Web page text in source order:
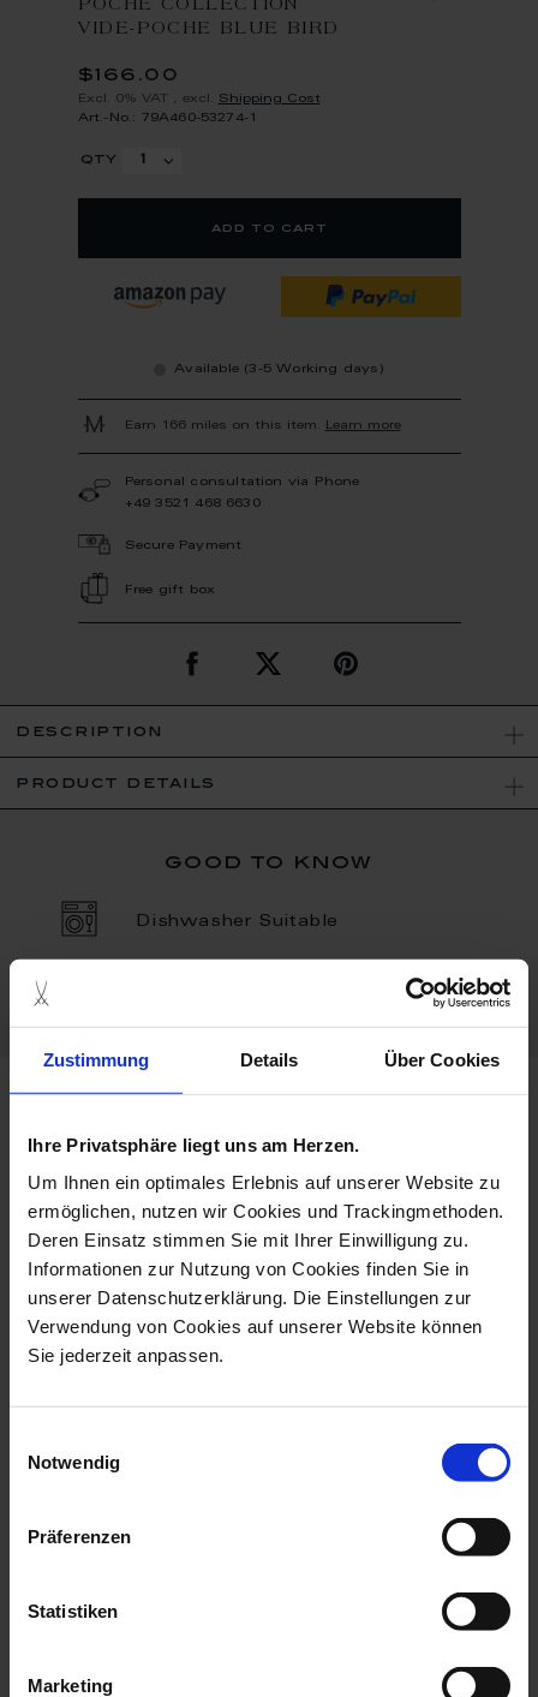
Zustimmung Details Über Cookies
Ihre Privatsphäre liegt uns am Herzen.
Um Ihnen ein optimales Erlebnis auf unserer Website zu
ermöglichen, nutzen wir Cookies und Trackingmethoden.
Deren Einsatz stimmen Sie mit Ihrer Einwilligung zu.
Informationen zur Nutzung von Cookies finden Sie in
unserer Datenschutzerklärung. Die Einstellungen zur
Verwendung von Cookies auf unserer Website können
Sie jederzeit anpassen.
Notwendig
Präferenzen
Statistiken
Marketing
POCHE COLLECTION
VIDE-POCHE BLUE BIRD
$166.00
Excl. 0% VAT excl. Shipping Cost
Art.-No.: 79A460-53274-1
qty
add to cart
Available (3-5 Working days)
Earn 166 miles on this item. Learn more
Personal consultation via Phone
+49 3521 468 6630
Secure Payment
Free gift box
description
product details
good to know
Dishwasher Suitable
meissen vide-poche collection
Vide-Poche Small,
we think you’ll like these